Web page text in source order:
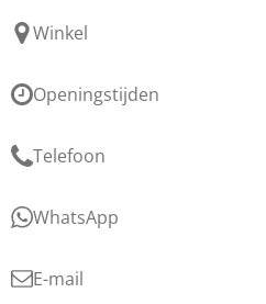
Winkel
Openingstijden
Telefoon
WhatsApp
E-mail